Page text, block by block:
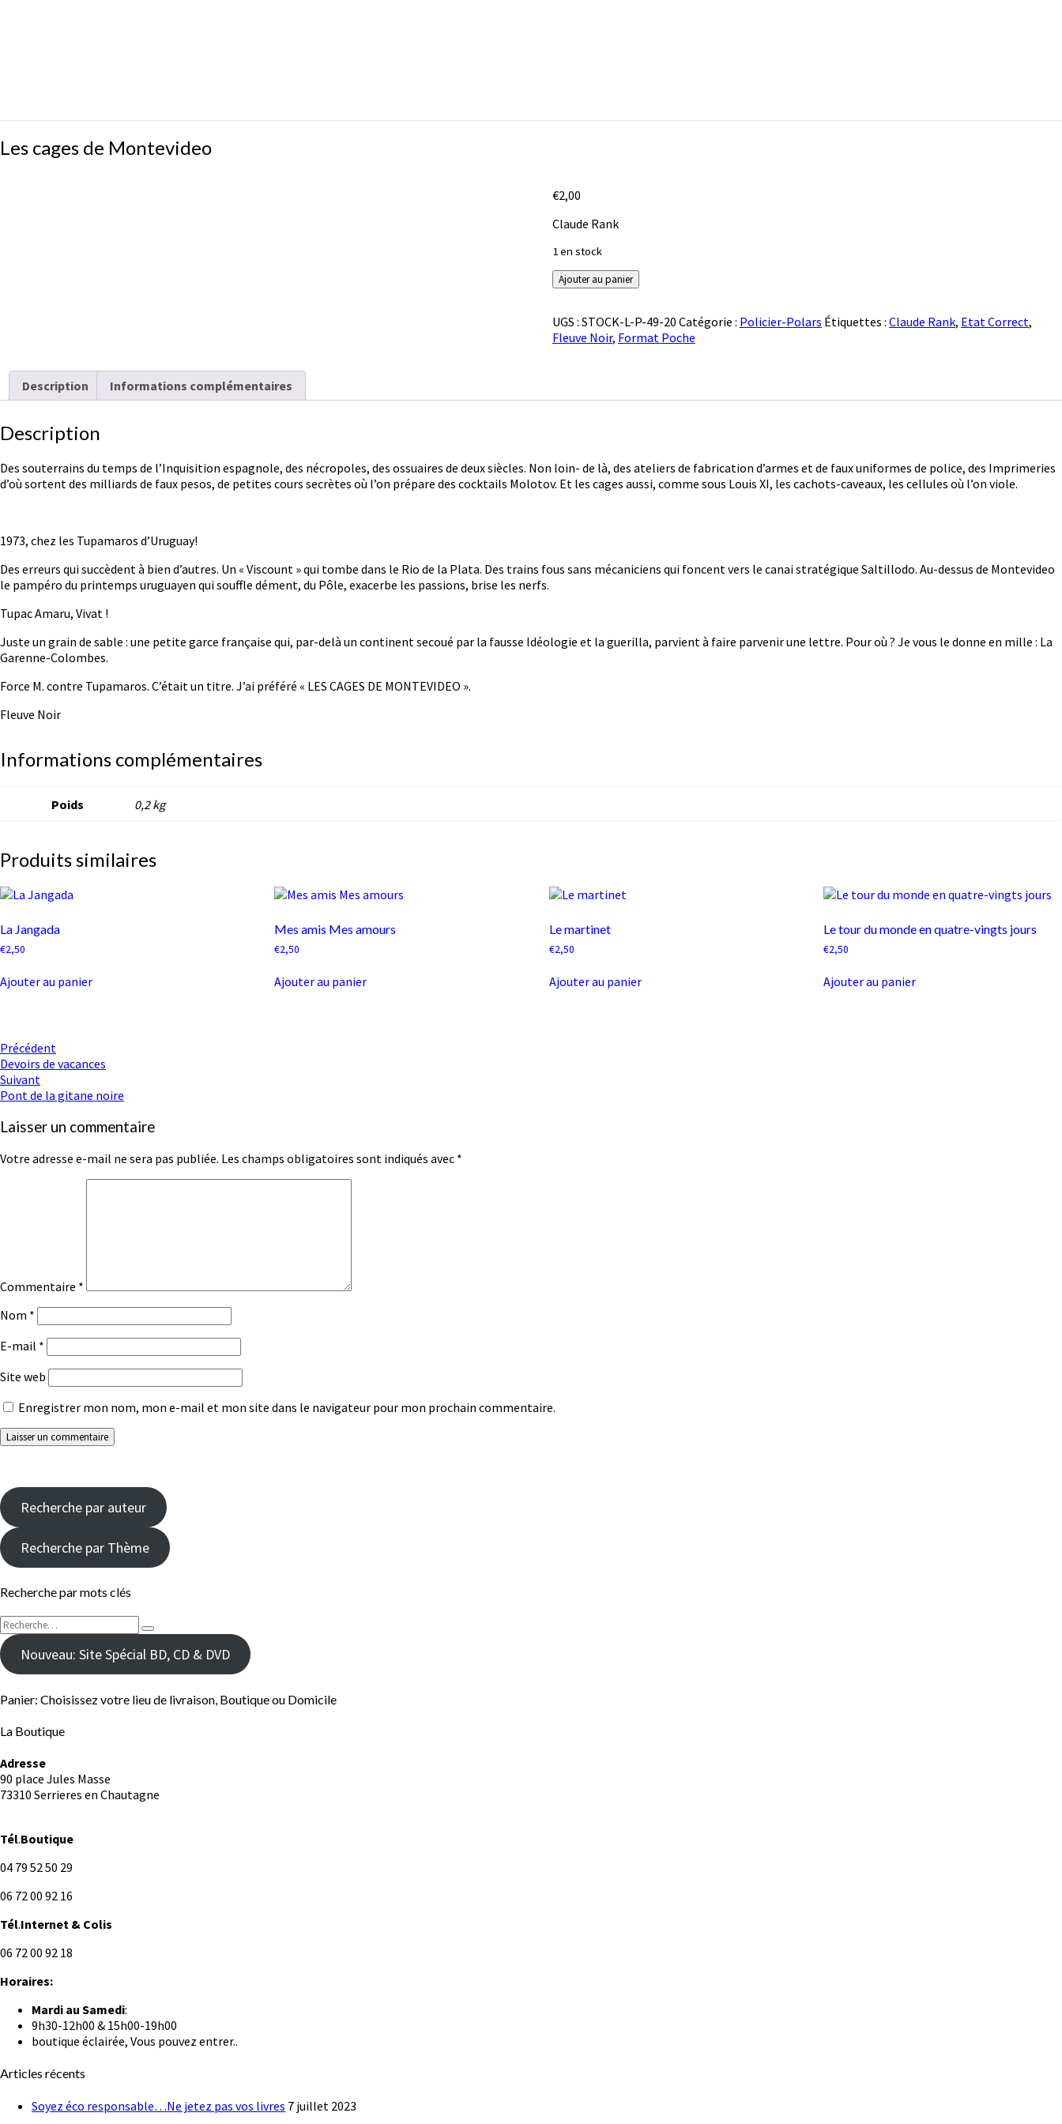
Les
cages
Les cages de Montevideo
€2,00
Claude Rank
1 en stock
quantité
de
cages
de
Ajouter au panier
UGS : STOCK-L-P-49-20 Catégorie : Policier-Polars Étiquettes : Claude Rank, Etat Correct,
Fleuve Noir, Format Poche
Description Informations complémentaires
Description
Des souterrains du temps de l’Inquisition espagnole, des nécropoles, des ossuaires de deux siècles. Non loin- de là, des ateliers de fabrication d’armes et de faux uniformes de police, des Imprimeries
d’où sortent des milliards de faux pesos, de petites cours secrètes où l’on prépare des cocktails Molotov. Et les cages aussi, comme sous Louis XI, les cachots-caveaux, les cellules où l’on viole.
1973, chez les Tupamaros d’Uruguay!
Des erreurs qui succèdent à bien d’autres. Un « Viscount » qui tombe dans le Rio de la Plata. Des trains fous sans mécaniciens qui foncent vers le canai stratégique Saltillodo. Au-dessus de Montevideo
le pampéro du printemps uruguayen qui souffle dément, du Pôle, exacerbe les passions, brise les nerfs.
Tupac Amaru, Vivat !
Juste un grain de sable : une petite garce française qui, par-delà un continent secoué par la fausse Idéologie et la guerilla, parvient à faire parvenir une lettre. Pour où ? Je vous le donne en mille : La
Garenne-Colombes.
Force M. contre Tupamaros. C’était un titre. J’ai préféré « LES CAGES DE MONTEVIDEO ».
Fleuve Noir
Informations complémentaires
Poids 0,2 kg
Produits similaires
La Jangada
€2,50
Ajouter au panier
Mes amis Mes amours
€2,50
Ajouter au panier
Le martinet
€2,50
Ajouter au panier
Le tour du monde en quatre-vingts jours
€2,50
Ajouter au panier
Navigation
d'article
Précédent
Devoirs de vacances
Suivant
Pont de la gitane noire
Laisser un commentaire
Votre adresse e-mail ne sera pas publiée. Les champs obligatoires sont indiqués avec *
Commentaire *
Nom *
E-mail *
Site web
Enregistrer mon nom, mon e-mail et mon site dans le navigateur pour mon prochain commentaire.
Recherche par auteur
Recherche par Thème
Recherche par mots clés
Rechercher :
Recherche
Nouveau: Site Spécial BD, CD & DVD
Panier: Choisissez votre lieu de livraison, Boutique ou Domicile
La Boutique
Adresse
90 place Jules Masse
73310 Serrieres en Chautagne
Tél.Boutique
04 79 52 50 29
06 72 00 92 16
Tél.Internet & Colis
06 72 00 92 18
Horaires:
Mardi au Samedi:
9h30-12h00 & 15h00-19h00
boutique éclairée, Vous pouvez entrer..
Articles récents
Soyez éco responsable…Ne jetez pas vos livres 7 juillet 2023